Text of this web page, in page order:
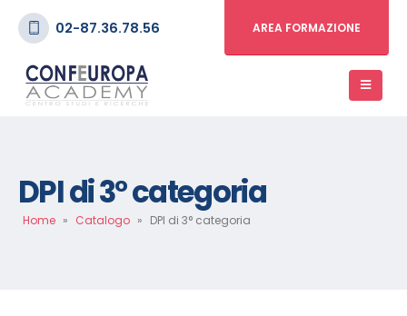
02-87.36.78.56 AREA FORMAZIONE
DPI di 3° categoria
Home » Catalogo » DPI di 3° categoria